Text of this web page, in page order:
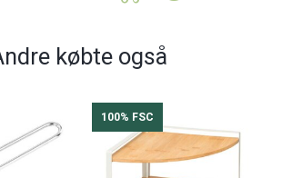
købte også
100% FSC